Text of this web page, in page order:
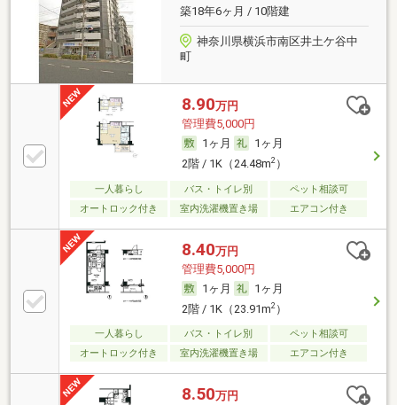
築18年6ヶ月 / 10階建
神奈川県横浜市南区井土ケ谷中
町
8.90万円
管理費5,000円
1ヶ月
1ヶ月
2階 / 1K（24.48m2）
一人暮らし バス・トイレ別
ペット相談可
オートロック付き
室内洗濯機置き場 エアコン付き
8.40万円
管理費5,000円
1ヶ月
1ヶ月
2階 / 1K（23.91m2）
一人暮らし バス・トイレ別
ペット相談可
オートロック付き
室内洗濯機置き場 エアコン付き
8.50万円